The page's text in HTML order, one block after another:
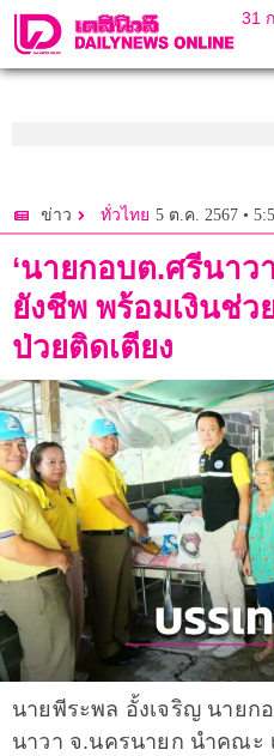
31
ข่าว ทั่วไทย 5 ต.ค. 2567 •
‘นายกอบต.ศรีนาว
ยังชีพ พร้อมเงินช่ว
ป่วยติดเตียง
นายพีระพล อั้งเจริญ นายก
นาวา จ.นครนายก นำคณะ